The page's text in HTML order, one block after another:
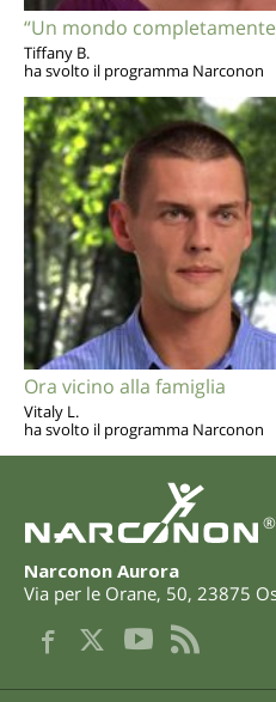
“Un mondo
Tiffany B.
ha svolto il programma Narconon
Ora vicino alla famiglia
Vitaly L.
ha svolto il programma Narconon
®
Narconon Aurora
Via per le Orane, 50, 23875